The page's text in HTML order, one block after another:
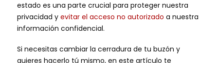
estado es una parte crucial para proteger nuestra
privacidad y evitar el acceso no autorizado a nuestra
información confidencial.
Si necesitas cambiar la cerradura de tu buzón y
quieres hacerlo tú mismo, en este artículo te